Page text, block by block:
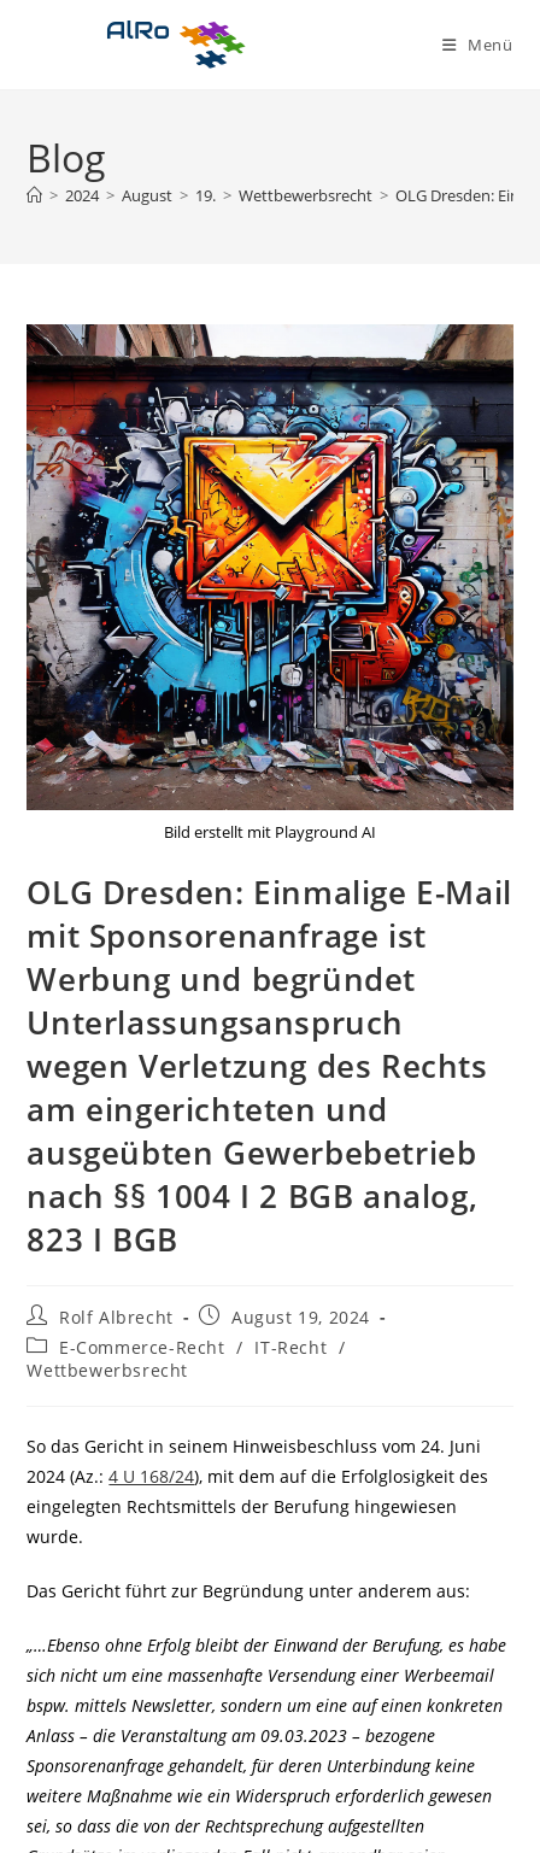
Menü
Blog
> 2024 > August > 19. > Wettbewerbsrecht > OLG Dresden:
Bild erstellt mit Playground AI
OLG Dresden: Einmalige E-Mail
mit Sponsorenanfrage ist
Werbung und begründet
Unterlassungsanspruch
wegen Verletzung des Rechts
am eingerichteten und
ausgeübten Gewerbebetrieb
nach §§ 1004 I 2 BGB analog,
823 I BGB
Beitrags-
Autor:
Rolf Albrecht
Beitrag
veröffentlicht:
August 19, 2024
Beitrags-
Kategorie:
E-Commerce-Recht / IT-Recht /
Wettbewerbsrecht
So das Gericht in seinem Hinweisbeschluss vom 24. Juni
2024 (Az.:4 U 168/24), mit dem auf die Erfolglosigkeit des
eingelegten Rechtsmittels der Berufung hingewiesen
wurde.
Das Gericht führt zur Begründung unter anderem aus:
„…Ebenso ohne Erfolg bleibt der Einwand der Berufung, es habe
sich nicht um eine massenhafte Versendung einer Werbeemail
bspw. mittels Newsletter, sondern um eine auf einen konkreten
Anlass – die Veranstaltung am 09.03.2023 – bezogene
Sponsorenanfrage gehandelt, für deren Unterbindung keine
weitere Maßnahme wie ein Widerspruch erforderlich gewesen
sei, so dass die von der Rechtsprechung aufgestellten